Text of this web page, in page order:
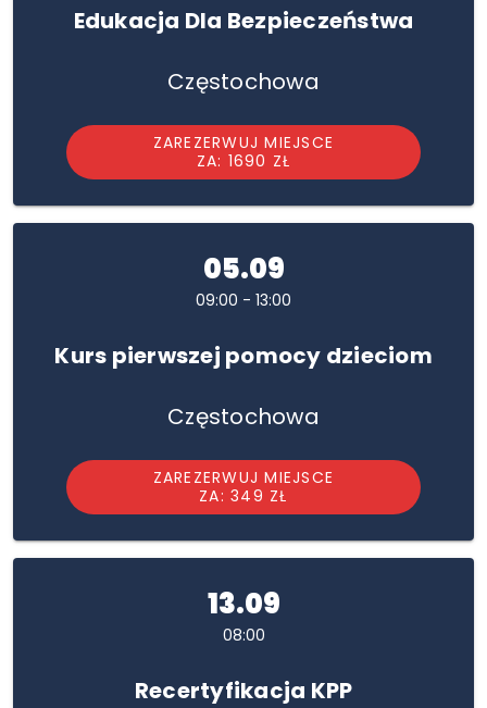
Edukacja Dla Bezpieczeństwa
Częstochowa
ZAREZERWUJ MIEJSCE
ZA: 1690 ZŁ
05.09
09:00 - 13:00
Kurs pierwszej pomocy dzieciom
Częstochowa
ZAREZERWUJ MIEJSCE
ZA: 349 ZŁ
13.09
08:00
Recertyfikacja KPP